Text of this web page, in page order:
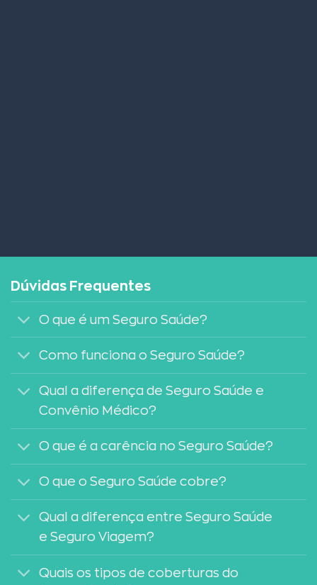
Dúvidas Frequentes
O que é um Seguro Saúde?
Como funciona o Seguro Saúde?
Qual a diferença de Seguro Saúde e
Convênio Médico?
O que é a carência no Seguro Saúde?
O que o Seguro Saúde cobre?
Qual a diferença entre Seguro Saúde
e Seguro Viagem?
Quais os tipos de coberturas do